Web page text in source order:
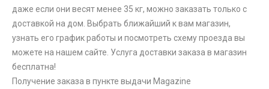
даже если они весят менее 35 кг, можно заказать только с
доставкой на дом. Выбрать ближайший к вам магазин,
узнать его график работы и посмотреть схему проезда вы
можете на нашем сайте. Услуга доставки заказа в магазин
бесплатна!
Получение заказа в пункте выдачи Magazine